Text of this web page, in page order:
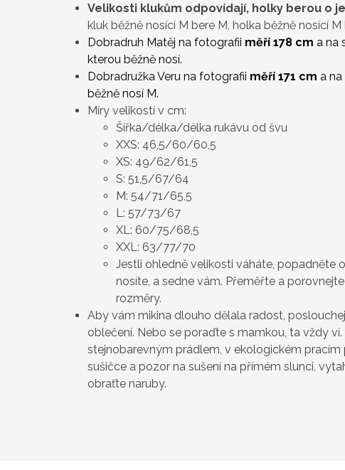
Velikosti klukům odpovídají, holky berou o
kluk běžně nosící M bere M, holka běžně nosící M
Dobradruh Matěj na fotografii měří 178 cm a na
kterou běžně nosí.
Dobradružka Veru na fotografii měří 171 cm a
běžně nosí M.
Míry velikostí v cm:
Šířka/délka/délka rukávu od švu
XXS: 46,5/60/60,5
XS: 49/62/61,5
S: 51,5/67/64
M: 54/71/65,5
L: 57/73/67
XL: 60/75/68,5
XXL: 63/77/70
Jestli ohledně velikosti váháte, popadněte
nosíte, a sedne vám. Přeměřte a
rozměry.
Aby vám mikina dlouho dělala radost,
oblečení. Nebo se poraďte s mamkou, ta vždy ví.
stejnobarevným prádlem, v ekologickém pracím
sušičce a pozor na sušení na přímém slunci,
obraťte naruby.